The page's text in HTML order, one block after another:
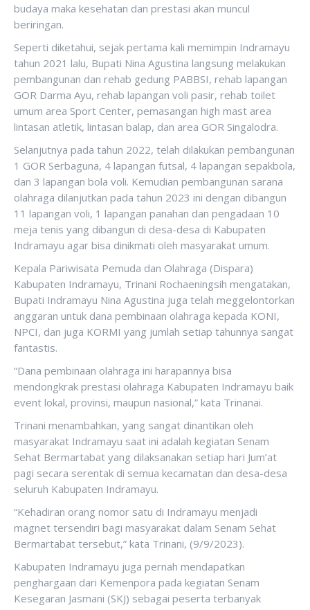
budaya maka kesehatan dan prestasi akan muncul
beriringan.
Seperti diketahui, sejak pertama kali memimpin Indramayu
tahun 2021 lalu, Bupati Nina Agustina langsung melakukan
pembangunan dan rehab gedung PABBSI, rehab lapangan
GOR Darma Ayu, rehab lapangan voli pasir, rehab toilet
umum area Sport Center, pemasangan high mast area
lintasan atletik, lintasan balap, dan area GOR Singalodra.
Selanjutnya pada tahun 2022, telah dilakukan pembangunan
1 GOR Serbaguna, 4 lapangan futsal, 4 lapangan sepakbola,
dan 3 lapangan bola voli. Kemudian pembangunan sarana
olahraga dilanjutkan pada tahun 2023 ini dengan dibangun
11 lapangan voli, 1 lapangan panahan dan pengadaan 10
meja tenis yang dibangun di desa-desa di Kabupaten
Indramayu agar bisa dinikmati oleh masyarakat umum.
Kepala Pariwisata Pemuda dan Olahraga (Dispara)
Kabupaten Indramayu, Trinani Rochaeningsih mengatakan,
Bupati Indramayu Nina Agustina juga telah meggelontorkan
anggaran untuk dana pembinaan olahraga kepada KONI,
NPCI, dan juga KORMI yang jumlah setiap tahunnya sangat
fantastis.
“Dana pembinaan olahraga ini harapannya bisa
mendongkrak prestasi olahraga Kabupaten Indramayu baik
event lokal, provinsi, maupun nasional,” kata Trinanai.
Trinani menambahkan, yang sangat dinantikan oleh
masyarakat Indramayu saat ini adalah kegiatan Senam
Sehat Bermartabat yang dilaksanakan setiap hari Jum’at
pagi secara serentak di semua kecamatan dan desa-desa
seluruh Kabupaten Indramayu.
“Kehadiran orang nomor satu di Indramayu menjadi
magnet tersendiri bagi masyarakat dalam Senam Sehat
Bermartabat tersebut,” kata Trinani, (9/9/2023).
Kabupaten Indramayu juga pernah mendapatkan
penghargaan dari Kemenpora pada kegiatan Senam
Kesegaran Jasmani (SKJ) sebagai peserta terbanyak